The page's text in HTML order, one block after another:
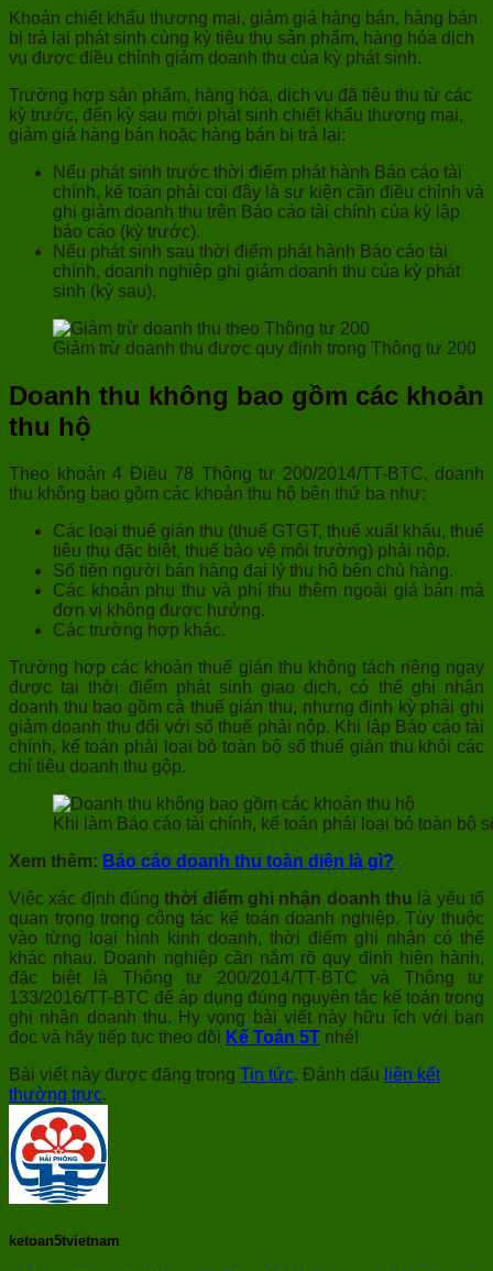
Khoản chiết khấu thương mại, giảm giá hàng bán, hàng bán
bị trả lại phát sinh cùng kỳ tiêu thụ sản phẩm, hàng hóa dịch
vụ được điều chỉnh giảm doanh thu của kỳ phát sinh.
Trường hợp sản phẩm, hàng hóa, dịch vụ đã tiêu thụ từ các
kỳ trước, đến kỳ sau mới phát sinh chiết khấu thương mại,
giảm giá hàng bán hoặc hàng bán bị trả lại:
Nếu phát sinh trước thời điểm phát hành Báo cáo tài
chính, kế toán phải coi đây là sự kiện cần điều chỉnh và
ghi giảm doanh thu trên Báo cáo tài chính của kỳ lập
báo cáo (kỳ trước).
Nếu phát sinh sau thời điểm phát hành Báo cáo tài
chính, doanh nghiệp ghi giảm doanh thu của kỳ phát
sinh (kỳ sau).
Giảm trừ doanh thu được quy định trong Thông tư 200
Doanh thu không bao gồm các khoản
thu hộ
Theo khoản 4 Điều 78 Thông tư 200/2014/TT-BTC, doanh
thu không bao gồm các khoản thu hộ bên thứ ba như:
Các loại thuế gián thu (thuế GTGT, thuế xuất khẩu, thuế
tiêu thụ đặc biệt, thuế bảo vệ môi trường) phải nộp.
Số tiền người bán hàng đại lý thu hộ bên chủ hàng.
Các khoản phụ thu và phí thu thêm ngoài giá bán mà
đơn vị không được hưởng.
Các trường hợp khác.
Trường hợp các khoản thuế gián thu không tách riêng ngay
được tại thời điểm phát sinh giao dịch, có thể ghi nhận
doanh thu bao gồm cả thuế gián thu, nhưng định kỳ phải ghi
giảm doanh thu đối với số thuế phải nộp. Khi lập Báo cáo tài
chính, kế toán phải loại bỏ toàn bộ số thuế gián thu khỏi các
chỉ tiêu doanh thu gộp.
Khi làm Báo cáo tài chính, kế toán phải loại bỏ toàn bộ
Xem thêm: Báo cáo doanh thu toàn diện là gì?
Việc xác định đúngthời điểm ghi nhận doanh thu là yếu tố
quan trọng trong công tác kế toán doanh nghiệp. Tùy thuộc
vào từng loại hình kinh doanh, thời điểm ghi nhận có thể
khác nhau. Doanh nghiệp cần nắm rõ quy định hiện hành,
đặc biệt là Thông tư 200/2014/TT-BTC và Thông tư
133/2016/TT-BTC để áp dụng đúng nguyên tắc kế toán trong
ghi nhận doanh thu. Hy vọng bài viết này hữu ích với bạn
đọc và hãy tiếp tục theo dõi Kế Toán 5T nhé!
Bài viết này được đăng trong Tin tức. Đánh dấu liên kết
thường trực.
ketoan5tvietnam